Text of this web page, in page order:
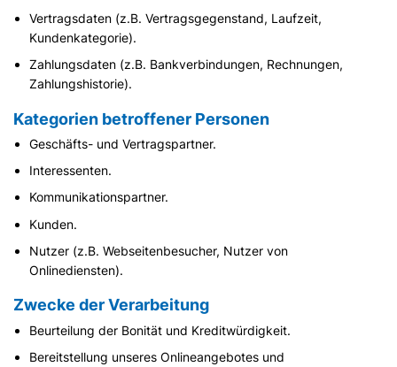
Vertragsdaten (z.B. Vertragsgegenstand, Laufzeit,
Kundenkategorie).
Zahlungsdaten (z.B. Bankverbindungen, Rechnungen,
Zahlungshistorie).
Kategorien betroffener Personen
Geschäfts- und Vertragspartner.
Interessenten.
Kommunikationspartner.
Kunden.
Nutzer (z.B. Webseitenbesucher, Nutzer von
Onlinediensten).
Zwecke der Verarbeitung
Beurteilung der Bonität und Kreditwürdigkeit.
Bereitstellung unseres Onlineangebotes und